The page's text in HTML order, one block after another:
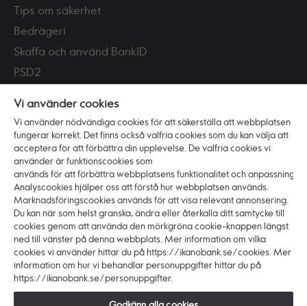
Tips om säkerhet
Bedrägeri
Skaffa och använd BankID
PSD2
Vi är Ikano Bank
Om banken
Karriär
Hållbarhet och ansvar
Press
Copyright © 2026 Ikano Bank. Alla rättigheter
förbehålls.
Vi använder cookies
Vi använder nödvändiga cookies för att säkerställa att webbplatsen
fungerar korrekt. Det finns också valfria cookies som du kan välja att
acceptera för att förbättra din upplevelse. De valfria cookies vi
använder är funktionscookies som
används för att förbättra webbplatsens funktionalitet och anpassning.
Analyscookies hjälper oss att förstå hur webbplatsen används.
Marknadsföringscookies används för att visa relevant annonsering.
Du kan när som helst granska, ändra eller återkalla ditt samtycke till
cookies genom att använda den mörkgröna cookie-knappen längst
ned till vänster på denna webbplats. Mer information om vilka
cookies vi använder hittar du på https://ikanobank.se/cookies. Mer
information om hur vi behandlar personuppgifter hittar du på
https://ikanobank.se/personuppgifter.